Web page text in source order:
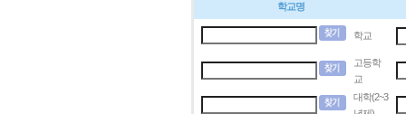
학교명
학교
고등학
교
대학(2~3